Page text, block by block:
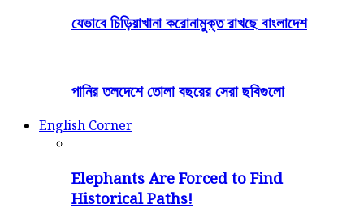
যেভাবে চিড়িয়াখানা করোনামুক্ত রাখছে বাংলাদেশ
পানির তলদেশে তোলা বছরের সেরা ছবিগুলো
English Corner
Elephants Are Forced to Find
Historical Paths!